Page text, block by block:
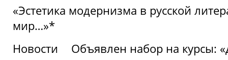
«Эстетика модернизма в русской
мир…»*
Новости
Объявлен набор на курсы: